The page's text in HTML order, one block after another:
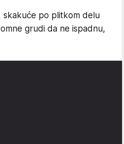
skakuće po plitkom delu
grudi da ne ispadnu,